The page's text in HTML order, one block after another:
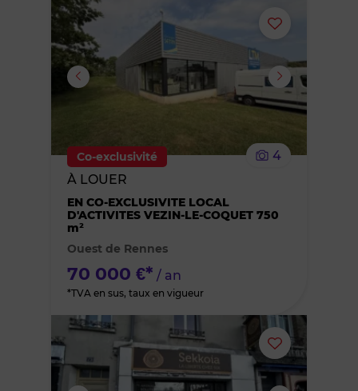
Ajouter
ou
supprimer
Co-exclusivité
4
À LOUER
EN CO-EXCLUSIVITE LOCAL
D'ACTIVITES VEZIN-LE-COQUET 750
m²
Ouest de Rennes
70 000 €* / an
*TVA en sus, taux en vigueur
Ajouter
ou